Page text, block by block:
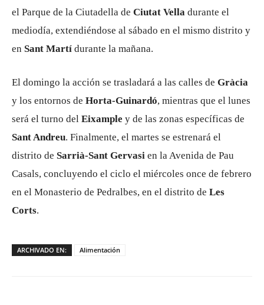
el Parque de la Ciutadella de Ciutat Vella durante el
mediodía, extendiéndose al sábado en el mismo distrito y
en Sant Martí durante la mañana.
El domingo la acción se trasladará a las calles de Gràcia
y los entornos de Horta-Guinardó, mientras que el lunes
será el turno del Eixample y de las zonas específicas de
Sant Andreu. Finalmente, el martes se estrenará el
distrito de Sarrià-Sant Gervasi en la Avenida de Pau
Casals, concluyendo el ciclo el miércoles once de febrero
en el Monasterio de Pedralbes, en el distrito de Les
Corts.
ARCHIVADO EN: Alimentación